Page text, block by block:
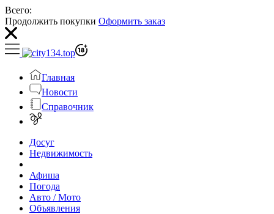
Всего:
Продолжить покупки Оформить заказ
Главная
Новости
Справочник
Досуг
Недвижимость
Афиша
Погода
Авто / Мото
Объявления